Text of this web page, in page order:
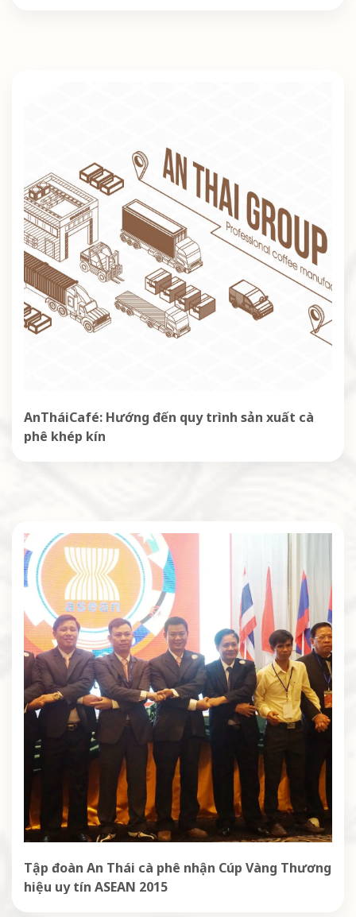
AnTháiCafé: Hướng đến quy trình sản xuất cà
phê khép kín
Tập đoàn An Thái cà phê nhận Cúp Vàng Thương
hiệu uy tín ASEAN 2015